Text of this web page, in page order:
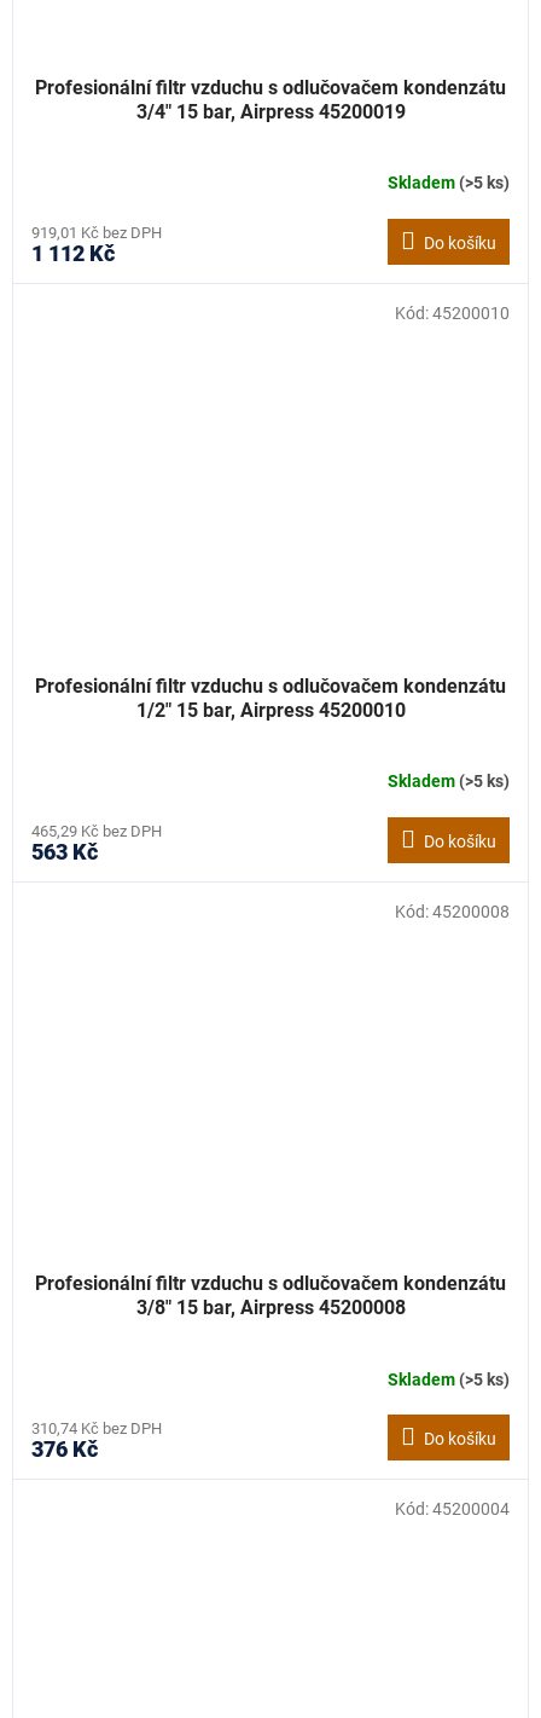
Profesionální filtr vzduchu s odlučovačem kondenzátu
3/4" 15 bar, Airpress 45200019
Skladem(>5 ks)
919,01 Kč bez DPH
1 112 Kč Do košíku
Profesionální filtr vzduchu s odlučovačem kondenzátu
1/2" 15 bar, Airpress 45200010
Skladem(>5 ks)
465,29 Kč bez DPH
563 Kč Do košíku
Kód:45200010
Profesionální filtr vzduchu s odlučovačem kondenzátu
3/8" 15 bar, Airpress 45200008
Skladem(>5 ks)
310,74 Kč bez DPH
376 Kč Do košíku
Kód:45200008
Kód:45200004